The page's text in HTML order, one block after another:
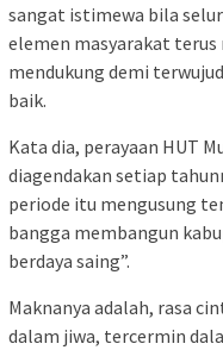
sangat istimewa bila
elemen masyarakat
mendukung demi
baik.
Kata dia, perayaan HUT
diagendakan setiap
periode itu mengusung
bangga membangun
berdaya saing”.
Maknanya adalah, rasa
dalam jiwa, tercermin